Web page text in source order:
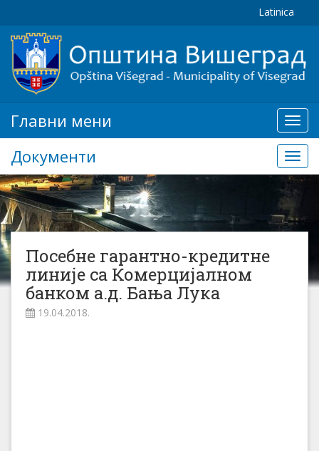
Latinica
мени
Главни мени
Документи
Посебне гарантно-кредитне
линије са Комерцијалном
банком а.д. Бања Лука
19.04.2018.